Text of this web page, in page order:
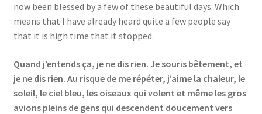
now been blessed by a few of these beautiful days. Which
means that I have already heard quite a few people say
that it is high time that it stopped.
Quand j’entends ça, je ne dis rien. Je souris bêtement, et
je ne dis rien. Au risque de me répéter, j’aime la chaleur, le
soleil, le ciel bleu, les oiseaux qui volent et même les gros
avions pleins de gens qui descendent doucement vers